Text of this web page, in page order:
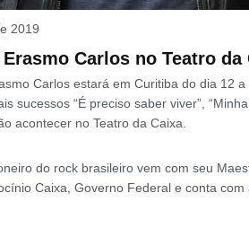
2019
Carlos no Teatro da
Carlos estará em Curitiba do dia 12
sucessos “É preciso saber viver”,
acontecer no Teatro da Caixa.
do rock brasileiro vem com seu
Caixa, Governo Federal e conta com